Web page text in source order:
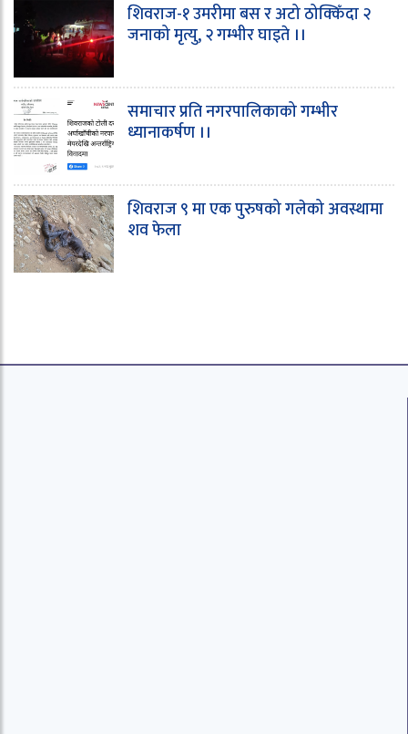
शिवराज-१ उमरीमा बस र अटो ठोक्किँदा २
जनाको मृत्यु, २ गम्भीर घाइते ।।
समाचार प्रति नगरपालिकाको गम्भीर
ध्यानाकर्षण ।।
शिवराज ९ मा एक पुरुषको गलेको अवस्थामा
शव फेला